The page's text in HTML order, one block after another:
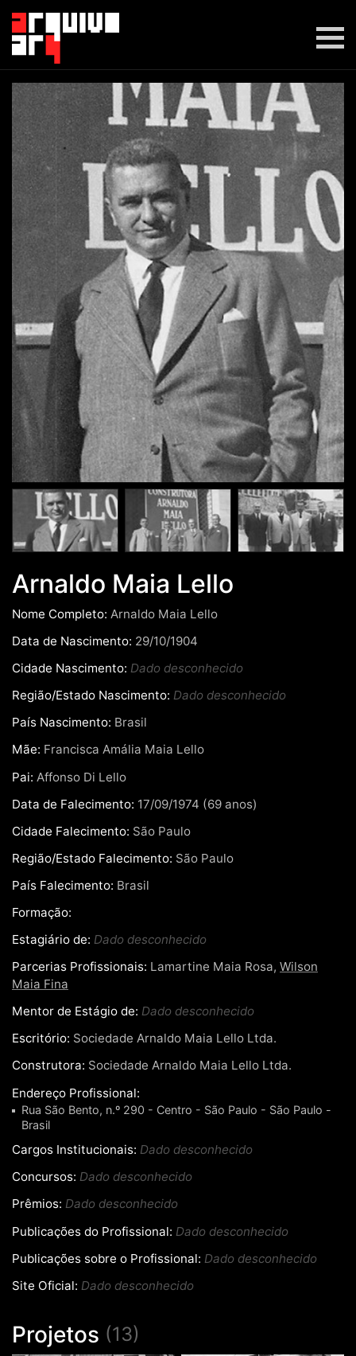
Arnaldo Maia Lello
Nome Completo: Arnaldo Maia Lello
Data de Nascimento: 29/10/1904
Cidade Nascimento: Dado desconhecido
Região/Estado Nascimento: Dado desconhecido
País Nascimento: Brasil
Mãe: Francisca Amália Maia Lello
Pai: Affonso Di Lello
Data de Falecimento: 17/09/1974 (69 anos)
Cidade Falecimento: São Paulo
Região/Estado Falecimento: São Paulo
País Falecimento: Brasil
Formação:
Estagiário de: Dado desconhecido
Parcerias Profissionais: Lamartine Maia Rosa, Wilson
Maia Fina
Mentor de Estágio de: Dado desconhecido
Escritório: Sociedade Arnaldo Maia Lello Ltda.
Construtora: Sociedade Arnaldo Maia Lello Ltda.
Endereço Profissional:
Rua São Bento, n.º 290 - Centro - São Paulo - São Paulo -
Brasil
Cargos Institucionais: Dado desconhecido
Concursos: Dado desconhecido
Prêmios: Dado desconhecido
Publicações do Profissional: Dado desconhecido
Publicações sobre o Profissional: Dado desconhecido
Site Oficial: Dado desconhecido
Projetos (13)